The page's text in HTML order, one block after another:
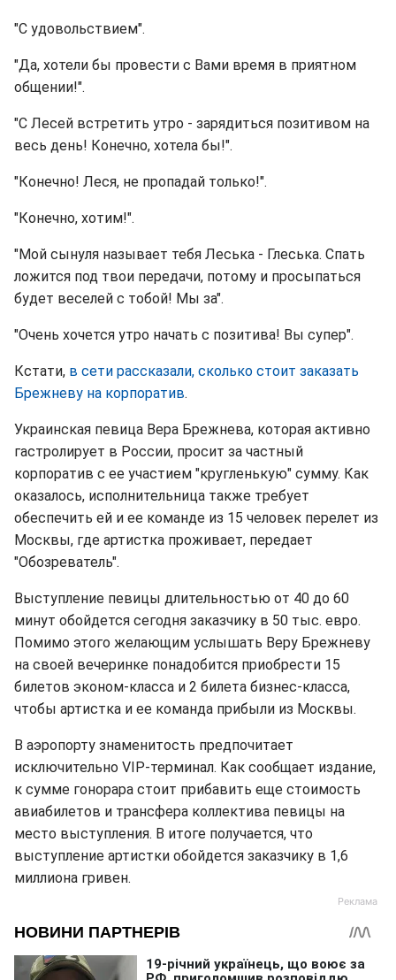
"С удовольствием".
"Да, хотели бы провести с Вами время в приятном
общении!".
"С Лесей встретить утро - зарядиться позитивом на
весь день! Конечно, хотела бы!".
"Конечно! Леся, не пропадай только!".
"Конечно, хотим!".
"Мой сынуля называет тебя Леська - Глеська. Спать
ложится под твои передачи, потому и просыпаться
будет веселей с тобой! Мы за".
"Очень хочется утро начать с позитива! Вы супер".
Кстати, в сети рассказали, сколько стоит заказать
Брежневу на корпоратив.
Украинская певица Вера Брежнева, которая активно
гастролирует в России, просит за частный
корпоратив с ее участием "кругленькую" сумму. Как
оказалось, исполнительница также требует
обеспечить ей и ее команде из 15 человек перелет из
Москвы, где артистка проживает, передает
"Обозреватель".
Выступление певицы длительностью от 40 до 60
минут обойдется сегодня заказчику в 50 тыс. евро.
Помимо этого желающим услышать Веру Брежневу
на своей вечеринке понадобится приобрести 15
билетов эконом-класса и 2 билета бизнес-класса,
чтобы артистка и ее команда прибыли из Москвы.
В аэропорту знаменитость предпочитает
исключительно VIP-терминал. Как сообщает издание,
к сумме гонорара стоит прибавить еще стоимость
авиабилетов и трансфера коллектива певицы на
место выступления. В итоге получается, что
выступление артистки обойдется заказчику в 1,6
миллиона гривен.